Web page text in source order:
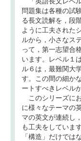
問題集は各種の試
る長文読解を，段
ように工夫された
ルから，小さなス
って，第一志望合
います。レベル１
ル６は，最難関大
す。この間の細か
ートすべきレベル
このシリーズに
に様々なテーマの
マの英文が連続し
も工夫をしていま
「構造」だけでは